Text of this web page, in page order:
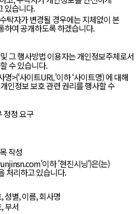
있습니다.
탁자가 변경될 경우에는 지체없이 본
하여 공개하도록 하겠습니다.
그 행사방법 이용자는 개인정보주체로서
수 있습니다.
>(‘사이트URL’이하 ‘사이트명) 에 대해
인정보 보호 관련 권리를 행사할 수
정정 요구
작성
'이하 '현진시닝')은(는)
처리하고 있습니다.
성별, 이름, 회사명
부서